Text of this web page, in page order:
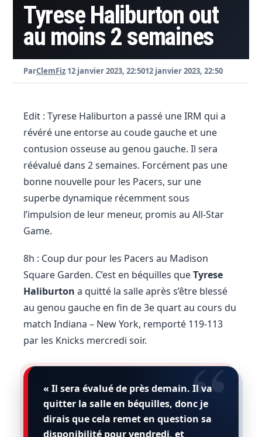
Tyrese Haliburton out
au moins 2 semaines
ParClemFiz 12 janvier 2023, 22:5012 janvier 2023, 22:50
Edit : Tyrese Haliburton a passé une IRM qui a
révéré une entorse au coude gauche et une
contusion osseuse au genou gauche. Il sera
réévalué dans 2 semaines. Forcément pas une
bonne nouvelle pour les Pacers, sur une
superbe dynamique récemment sous
l’impulsion de leur meneur, promis au All-Star
Game.
8h : Coup dur pour les Pacers au Madison
Square Garden. C’est en béquilles queTyrese
Haliburton a quitté la salle après s’être blessé
au genou gauche en fin de 3e quart au cours du
match Indiana – New York, remporté 119-113
par les Knicks mercredi soir.
« Il sera évalué de près demain. Il va
quitter la salle en béquilles, donc je
dirais que cela remet en question sa
disponibilité pour vendredi, et